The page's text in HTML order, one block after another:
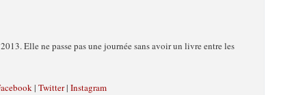
Elle ne passe pas une journée sans avoir un livre entre les
| Twitter| Instagram